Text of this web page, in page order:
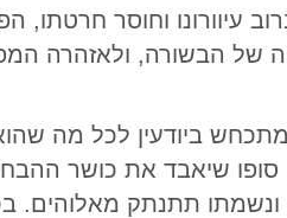
עיוורונו וחוסר
של הבשורה, ולאזהרה
ביודעין לכל מה שהוא
שיאבד את כושר
ונשמתו תתנתק מאלוהים.